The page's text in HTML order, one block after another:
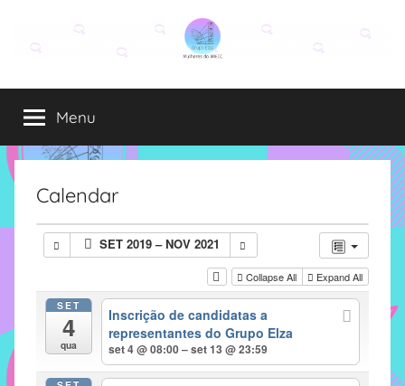
conteúdo
Grupo
Elza
Elza
é
formado
alunas,
funcionárias
IMECC
como
Menu
Calendar
SET 2019 – NOV 2021
Collapse All Expand All
SET
4
qua
Inscrição de candidatas a
representantes do Grupo Elza
set 4 @ 08:00 – set 13 @ 23:59